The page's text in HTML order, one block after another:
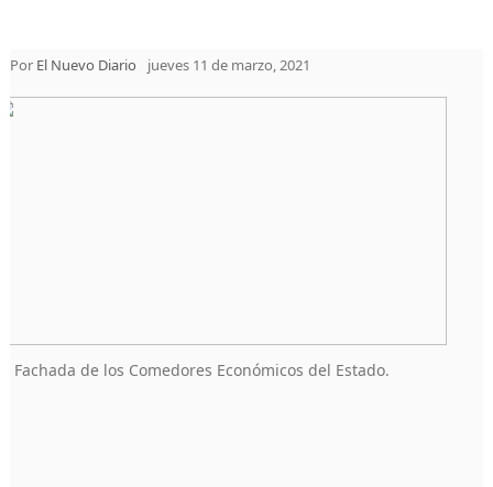
Por El Nuevo Diario jueves 11 de marzo, 2021
Fachada de los Comedores Económicos del Estado.